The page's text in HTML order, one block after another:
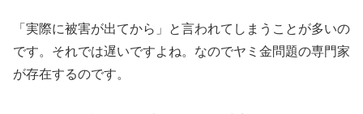
「実際に被害が出てから」と言われてしまうことが多いの
です。それでは遅いですよね。なのでヤミ金問題の専門家
が存在するのです。